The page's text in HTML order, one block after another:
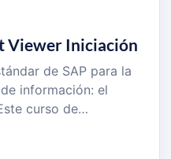
Viewer Iniciación
de SAP para la
información: el
curso de…